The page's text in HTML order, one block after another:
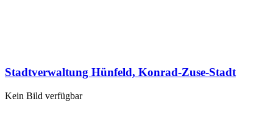
Stadtverwaltung Hünfeld, Konrad-Zuse-Stadt
Kein Bild verfügbar